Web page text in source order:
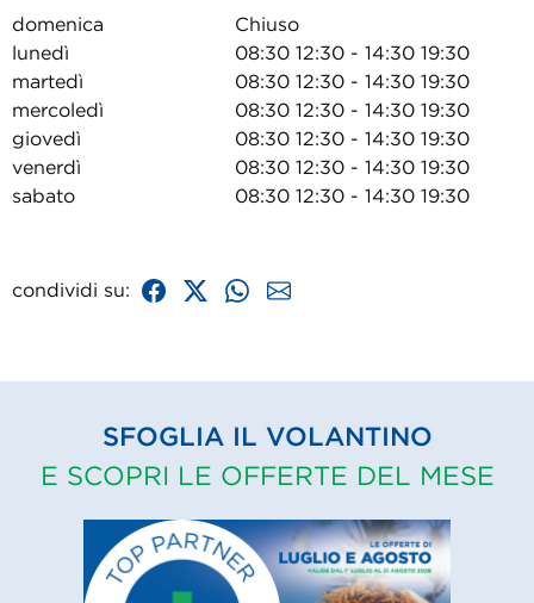
domenica
Chiuso
lunedì
08:30 12:30 - 14:30 19:30
martedì
08:30 12:30 - 14:30 19:30
mercoledì
08:30 12:30 - 14:30 19:30
giovedì
08:30 12:30 - 14:30 19:30
venerdì
08:30 12:30 - 14:30 19:30
sabato
08:30 12:30 - 14:30 19:30
condividi su:
SFOGLIA IL VOLANTINO
E SCOPRI LE OFFERTE DEL MESE